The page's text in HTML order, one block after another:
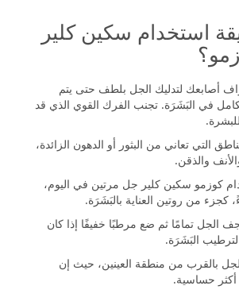
استخدام سكين كلير
أصابعك لتدليك الجل بلطف حتى يتم
في البَشَرَة. تجنب الفرك القوي الذي قد
التي تعاني من البثور أو الدهون الزائدة،
والذقن.
كوزمو سكين كلير جل مرتين في اليوم،
كجزء من روتين العناية بالبَشَرَة.
الجل تمامًا ثم ضع مرطبًا خفيفًا إذا كان
البَشَرَة.
بالقرب من منطقة العينين، حيث إن
أكثر حساسية.